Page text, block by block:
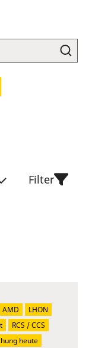
Filter
AMD
LHON
RCS / CCS
heute